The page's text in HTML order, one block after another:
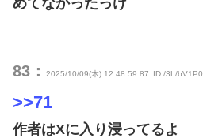
83： 2025/10/09(木) 12:48:59.87 ID:/3L/bV1P0
>>71
作者はXに入り浸ってるよ